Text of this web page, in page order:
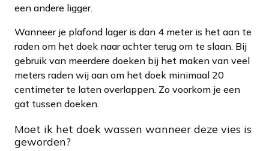
een andere ligger.
Wanneer je plafond lager is dan 4 meter is het aan te
raden om het doek naar achter terug om te slaan. Bij
gebruik van meerdere doeken bij het maken van veel
meters raden wij aan om het doek minimaal 20
centimeter te laten overlappen. Zo voorkom je een
gat tussen doeken.
Moet ik het doek wassen wanneer deze vies is
geworden?